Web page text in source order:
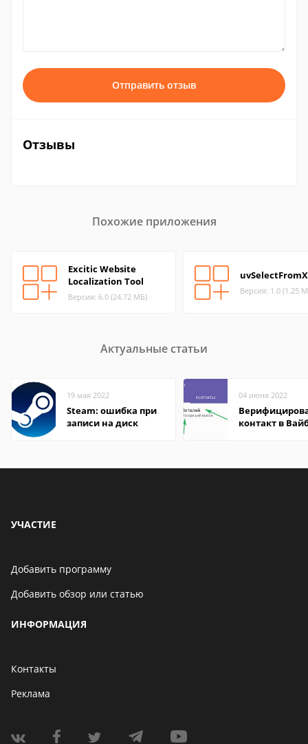
Отправить отзыв
Отзывы
Похожие приложения
Excitic Website
Localization Tool
Версия: 6.0 (24.72 МБ)
Версия: 1.0 (1.25
Актуальные статьи
19 мая 2022
Steam: ошибка при
записи на диск
04 июня 2022
контакт в
УЧАСТИЕ
Добавить программу
Добавить обзор или статью
ИНФОРМАЦИЯ
Контакты
Реклама